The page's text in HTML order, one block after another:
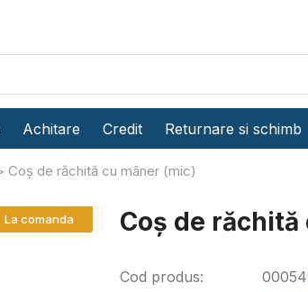
Achitare Credit Returnare si schimb
Coș de răchită cu mâner (mic)
La comanda Coș de
Cod produs: